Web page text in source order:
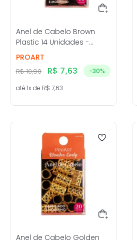
Anel de Cabelo Brown
Plastic 14 Unidades -
ProArt
PROART
R$ 10,90 R$ 7,63 -30%
até 1x de R$ 7,63
Anel de Cabelo Golden